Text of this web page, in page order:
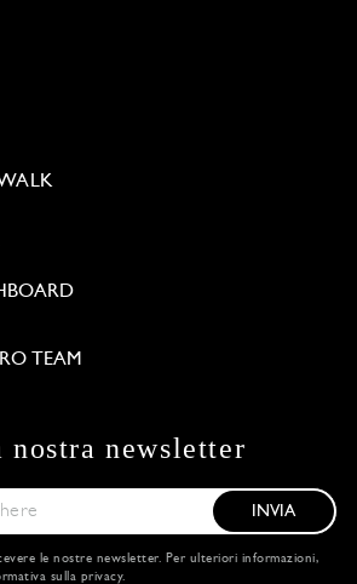
TEAM
newsletter
INVIA
le nostre newsletter. Per ulteriori informazioni,
sulla privacy.